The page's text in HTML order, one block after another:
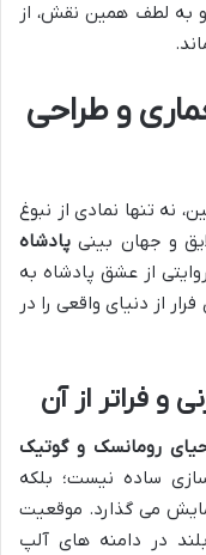
به لطف همین نقش، از
و طراحی
نه تنها نمادی از نبوغ
و جهان بینی پادشاه
از عشق پادشاه به
از دنیای واقعی را در
و فراتر از آن
رومانسک و گوتیک
ساده نیست؛ بلکه
می گذارد. موقعیت
در دامنه های آلپ